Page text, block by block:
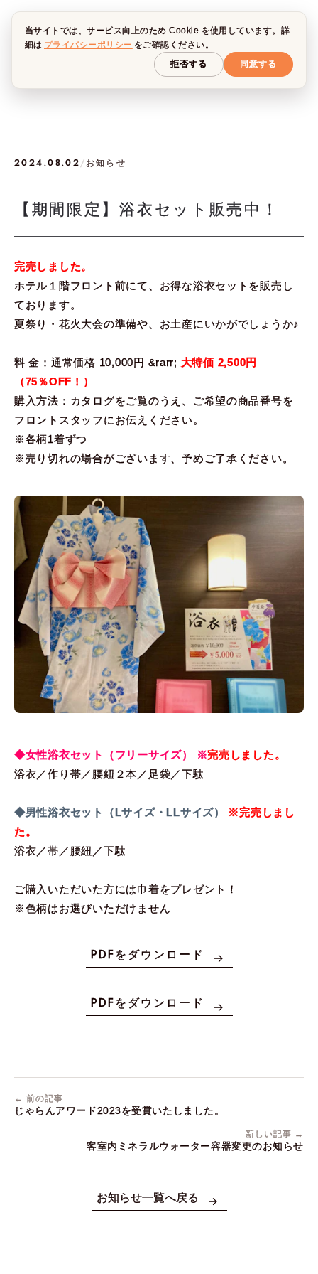
2024.08.02/お知らせ
【期間限定】浴衣セット販売中！
完売しました。
ホテル１階フロント前にて、お得な浴衣セットを販売し
ております。
夏祭り・花火大会の準備や、お土産にいかがでしょうか♪
料 金：通常価格 10,000円 &rarr; 大特価 2,500円
（75％OFF！）
購入方法：カタログをご覧のうえ、ご希望の商品番号を
フロントスタッフにお伝えください。
※各柄1着ずつ
※売り切れの場合がございます、予めご了承ください。
◆女性浴衣セット（フリーサイズ） ※完売しました。
浴衣／作り帯／腰紐２本／足袋／下駄
◆男性浴衣セット（Lサイズ・LLサイズ） ※完売しまし
た。
浴衣／帯／腰紐／下駄
ご購入いただいた方には巾着をプレゼント！
※色柄はお選びいただけません
PDFをダウンロード
PDFをダウンロード
← 前の記事
じゃらんアワード2023を受賞いたしました。
新しい記事 →
客室内ミネラルウォーター容器変更のお知らせ
お知らせ一覧へ戻る
当サイトでは、サービス向上のため Cookie を使用しています。詳
細は プライバシーポリシー をご確認ください。
拒否する
同意する